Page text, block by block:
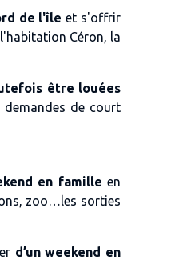
de l'île et s'offrir
Céron, la
être louées
demandes de court
en familleen
zoo…les sorties
d’un weekend en